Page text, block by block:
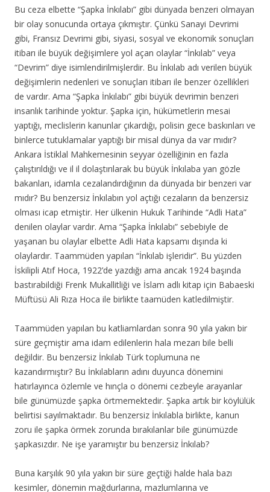
Bu ceza elbette “Şapka İnkılabı” gibi dünyada benzeri olmayan
bir olay sonucunda ortaya çıkmıştır. Çünkü Sanayi Devrimi
gibi, Fransız Devrimi gibi, siyasi, sosyal ve ekonomik sonuçları
itibarı ile büyük değişimlere yol açan olaylar “İnkılab” veya
“Devrim” diye isimlendirilmişlerdir. Bu İnkılab adı verilen büyük
değişimlerin nedenleri ve sonuçları itibarı ile benzer özellikleri
de vardır. Ama “Şapka İnkılabı” gibi büyük devrimin benzeri
insanlık tarihinde yoktur. Şapka için, hükümetlerin mesai
yaptığı, meclislerin kanunlar çıkardığı, polisin gece baskınları ve
binlerce tutuklamalar yaptığı bir misal dünya da var mıdır?
Ankara İstiklal Mahkemesinin seyyar özelliğinin en fazla
çalıştırıldığı ve il il dolaştırılarak bu büyük İnkılaba yan gözle
bakanları, idamla cezalandırdığının da dünyada bir benzeri var
mıdır? Bu benzersiz İnkılabın yol açtığı cezaların da benzersiz
olması icap etmiştir. Her ülkenin Hukuk Tarihinde “Adli Hata”
denilen olaylar vardır. Ama “Şapka İnkılabı” sebebiyle de
yaşanan bu olaylar elbette Adli Hata kapsamı dışında ki
olaylardır. Taammüden yapılan “İnkılab işleridir”. Bu yüzden
İskilipli Atıf Hoca, 1922’de yazdığı ama ancak 1924 başında
bastırabildiği Frenk Mukallitliği ve İslam adlı kitap için Babaeski
Müftüsü Ali Rıza Hoca ile birlikte taamüden katledilmiştir.
Taammüden yapılan bu katliamlardan sonra 90 yıla yakın bir
süre geçmiştir ama idam edilenlerin hala mezarı bile belli
değildir. Bu benzersiz İnkılab Türk toplumuna ne
kazandırmıştır? Bu İnkılabların adını duyunca dönemini
hatırlayınca özlemle ve hınçla o dönemi cezbeyle arayanlar
bile günümüzde şapka örtmemektedir. Şapka artık bir köylülük
belirtisi sayılmaktadır. Bu benzersiz İnkılabla birlikte, kanun
zoru ile şapka örmek zorunda bırakılanlar bile günümüzde
şapkasızdır. Ne işe yaramıştır bu benzersiz İnkılab?
Buna karşılık 90 yıla yakın bir süre geçtiği halde hala bazı
kesimler, dönemin mağdurlarına, mazlumlarına ve